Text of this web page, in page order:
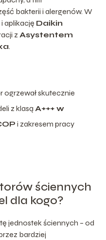
bakterii i alergenów. W
aplikację Daikin
z Asystentem
.
ogrzewał skutecznie
z klasą A+++ w
i zakresem pracy
ściennych
dla kogo?
jednostek ściennych – od
bardziej